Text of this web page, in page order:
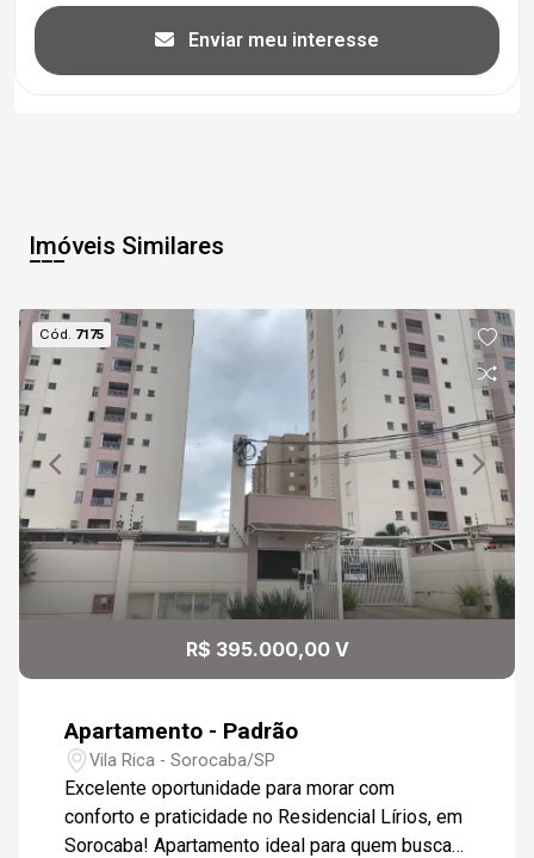
Enviar meu interesse
Imóveis Similares
Cód. 7175
R$ 395.000,00 V
Apartamento - Padrão
Vila Rica - Sorocaba/SP
Excelente oportunidade para morar com
conforto e praticidade no Residencial Lírios, em
Sorocaba! Apartamento ideal para quem busca